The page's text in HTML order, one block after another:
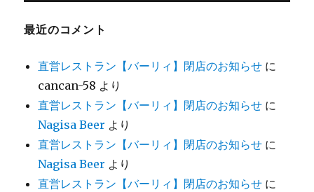
最近のコメント
直営レストラン【バーリィ】閉店のお知らせ に
cancan-58 より
直営レストラン【バーリィ】閉店のお知らせ に
Nagisa Beer より
直営レストラン【バーリィ】閉店のお知らせ に
Nagisa Beer より
直営レストラン【バーリィ】閉店のお知らせ に